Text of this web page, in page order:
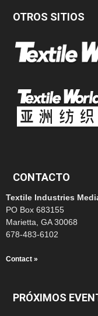
OTROS SITIOS
CONTACTO
Textile Industries
PO Box 683155
Marietta, GA 30068
678-483-6102
Contact »
PRÓXIMOS